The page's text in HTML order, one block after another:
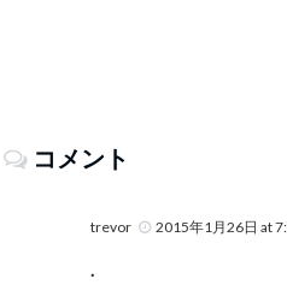
コメント
trevor 2015年1月26日 at
.